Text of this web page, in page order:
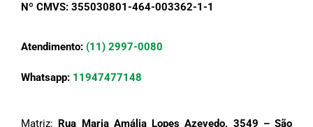
Nº CMVS: 355030801-464-003362-1-1
Atendimento: (11) 2997-0080
Whatsapp: 11947477148
Matriz: Rua Maria Amália Lopes Azevedo, 3549 – São